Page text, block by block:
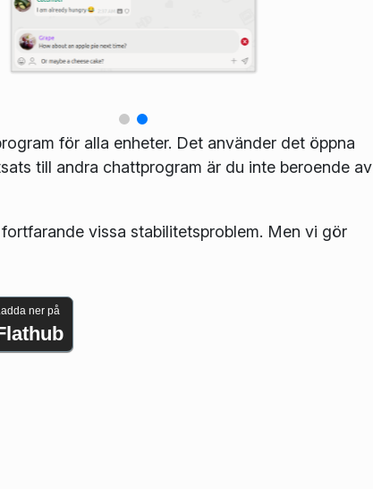
för alla enheter. Det använder det öppna
till andra chattprogram är du inte beroende av
vissa stabilitetsproblem. Men vi gör
ner på